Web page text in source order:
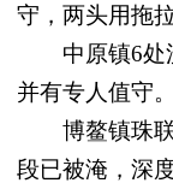
守，两头用拖
中原镇6处漫
并有专人值守。
博鳌镇珠联
段已被淹，深